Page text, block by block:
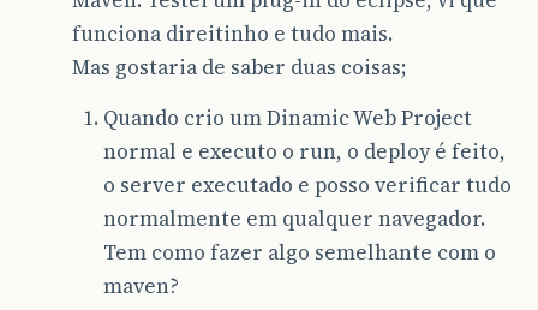
funciona direitinho e tudo mais.
Mas gostaria de saber duas coisas;
Quando crio um Dinamic Web Project
normal e executo o run, o deploy é feito,
o server executado e posso verificar tudo
normalmente em qualquer navegador.
Tem como fazer algo semelhante com o
maven?